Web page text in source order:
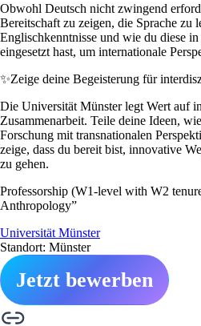
Obwohl Deutsch nicht zwingend
Bereitschaft zu zeigen, die Sprache zu
Englischkenntnisse und wie du diese
eingesetzt hast, um internationale
✨Zeige deine Begeisterung für
Die Universität Münster legt Wert auf
Zusammenarbeit. Teile deine Ideen,
Forschung mit transnationalen
zeige, dass du bereit bist, innovative
zu gehen.
Professorship (W1-level with W2
Anthropology”
Universität Münster
Standort: Münster
Jetzt bewerben